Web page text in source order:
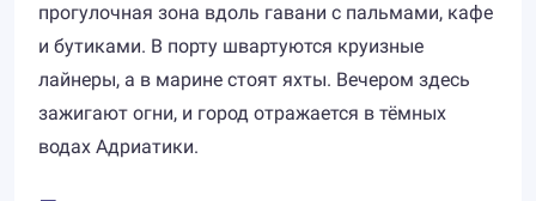
прогулочная зона вдоль гавани с пальмами, кафе
и бутиками. В порту швартуются круизные
лайнеры, а в марине стоят яхты. Вечером здесь
зажигают огни, и город отражается в тёмных
водах Адриатики.